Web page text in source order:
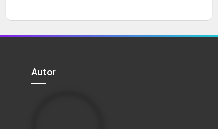
5
original
era:
atual
é:
Autor